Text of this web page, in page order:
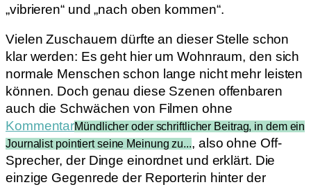
„vibrieren“ und „nach oben kommen“.
Vielen Zuschauern dürfte an dieser Stelle schon
klar werden: Es geht hier um Wohnraum, den sich
normale Menschen schon lange nicht mehr leisten
können. Doch genau diese Szenen offenbaren
auch die Schwächen von Filmen ohne
KommentarMündlicher oder schriftlicher Beitrag, in dem ein
Journalist pointiert seine Meinung zu..., also ohne Off-
Sprecher, der Dinge einordnet und erklärt. Die
einzige Gegenrede der Reporterin hinter der